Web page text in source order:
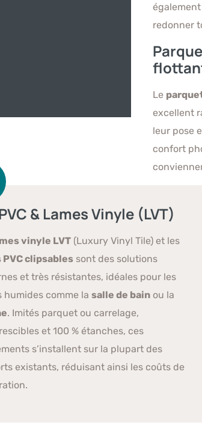
redonner
Le
excellent
leur pose
confort
& Lames Vinyle (LVT)
vinyle LVT (Luxury Vinyl Tile) et les
PVC clipsables sont des solutions
et très résistantes, idéales pour les
humides comme la salle de bain ou la
. Imités parquet ou carrelage,
et 100 % étanches, ces
s’installent sur la plupart des
existants, réduisant ainsi les coûts de